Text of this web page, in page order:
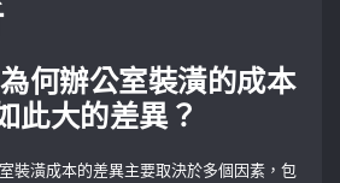
何辦公室裝潢的成本
此大的差異？
裝潢成本的差異主要取決於多個因素，包